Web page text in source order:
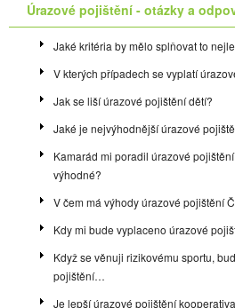
Úrazové pojištění - otázky a
Jaké kritéria by mělo splňovat to
V kterých případech se vyplatí
Jak se liší úrazové pojištění dětí?
Jaké je nejvýhodnější úrazové
Kamarád mi poradil úrazové
výhodné?
V čem má výhody úrazové pojištění
Kdy mi bude vyplaceno úrazové
Když se věnuji rizikovému sportu,
pojištění…
Je lepší úrazové pojištění